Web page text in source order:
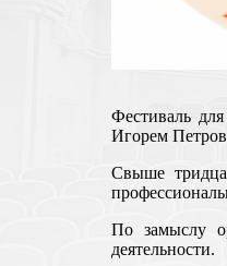
Фестиваль
Игорем
Свыше
По замыслу
деятельности.